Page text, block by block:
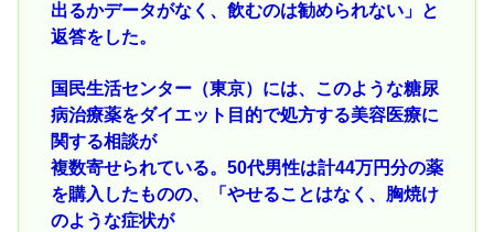
出るかデータがなく、飲むのは勧められない」と
返答をした。
国民生活センター（東京）には、このような糖尿
病治療薬をダイエット目的で処方する美容医療に
関する相談が
複数寄せられている。50代男性は計44万円分の薬
を購入したものの、「やせることはなく、胸焼け
のような症状が